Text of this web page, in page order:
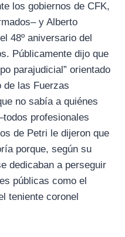
los gobiernos de CFK,
y Alberto
48º aniversario del
Públicamente dijo que
parajudicial” orientado
de las Fuerzas
no sabía a quiénes
profesionales
de Petri le dijeron que
porque, según su
dedicaban a perseguir
públicas como el
teniente coronel